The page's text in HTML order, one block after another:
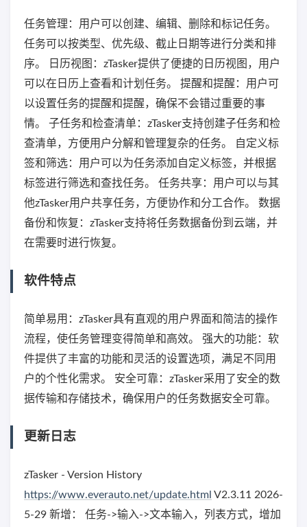
任务管理：用户可以创建、编辑、删除和标记任务。
任务可以按类型、优先级、截止日期等进行分类和排
序。 日历视图：zTasker提供了便捷的日历视图，用户
可以在日历上查看和计划任务。 提醒和提醒：用户可
以设置任务的提醒和提醒，确保不会错过重要的事
情。 子任务和检查清单：zTasker支持创建子任务和检
查清单，方便用户分解和管理复杂的任务。 自定义标
签和筛选：用户可以为任务添加自定义标签，并根据
标签进行筛选和查找任务。 任务共享：用户可以与其
他zTasker用户共享任务，方便协作和分工合作。 数据
备份和恢复：zTasker支持将任务数据备份到云端，并
在需要时进行恢复。
软件特点
简单易用：zTasker具有直观的用户界面和简洁的操作
流程，使任务管理变得简单和高效。 强大的功能：软
件提供了丰富的功能和灵活的设置选项，满足不同用
户的个性化需求。 安全可靠：zTasker采用了安全的数
据传输和存储技术，确保用户的任务数据安全可靠。
更新日志
zTasker - Version History
https://www.everauto.net/update.html V2.3.11 2026-
5-29 新增： 任务->输入->文本输入，列表方式，增加